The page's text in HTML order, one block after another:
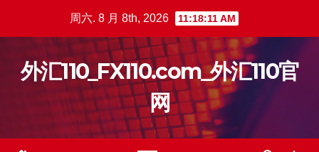
周六. 8 月 8th, 2026 11:18:11 AM
外汇110_FX110.com_外汇110官
网